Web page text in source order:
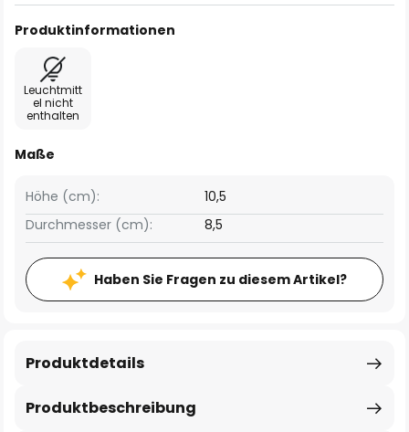
Produktinformationen
Leuchtmitt
el nicht
enthalten
Maße
Höhe (cm):
10,5
Durchmesser (cm):
8,5
Haben Sie Fragen zu diesem Artikel?
Produktbeschreibung
Produktdetails